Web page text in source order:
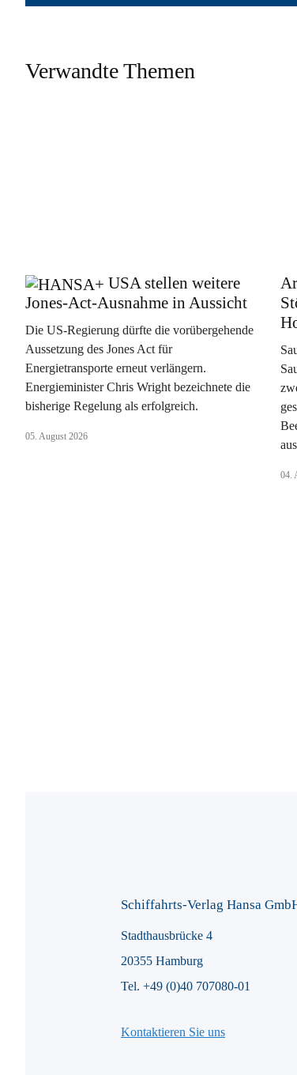
Verwandte Themen
USA stellen weitere
Jones-Act-Ausnahme in Aussicht
Die US-Regierung dürfte die vorübergehende
Aussetzung des Jones Act für
Energietransporte erneut verlängern.
Energieminister Chris Wright bezeichnete die
bisherige Regelung als erfolgreich.
05. August 2026
04.
Schiffahrts-Verlag Hansa
Stadthausbrücke 4
20355 Hamburg
Tel. +49 (0)40 707080-01
Kontaktieren Sie uns